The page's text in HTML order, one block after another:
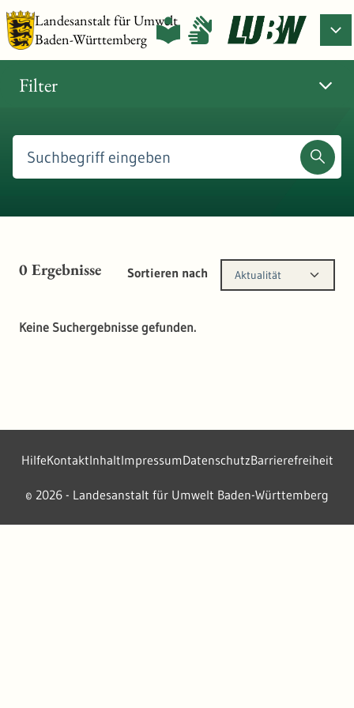
Landesanstalt für Umwelt
Baden-Württemberg
Filter
0Ergebnisse Sortieren nach Aktualität
Keine Suchergebnisse gefunden.
2026 - Landesanstalt für Umwelt Baden-Württemberg
HilfeKontaktInhaltImpressumDatenschutzBarrierefreiheit